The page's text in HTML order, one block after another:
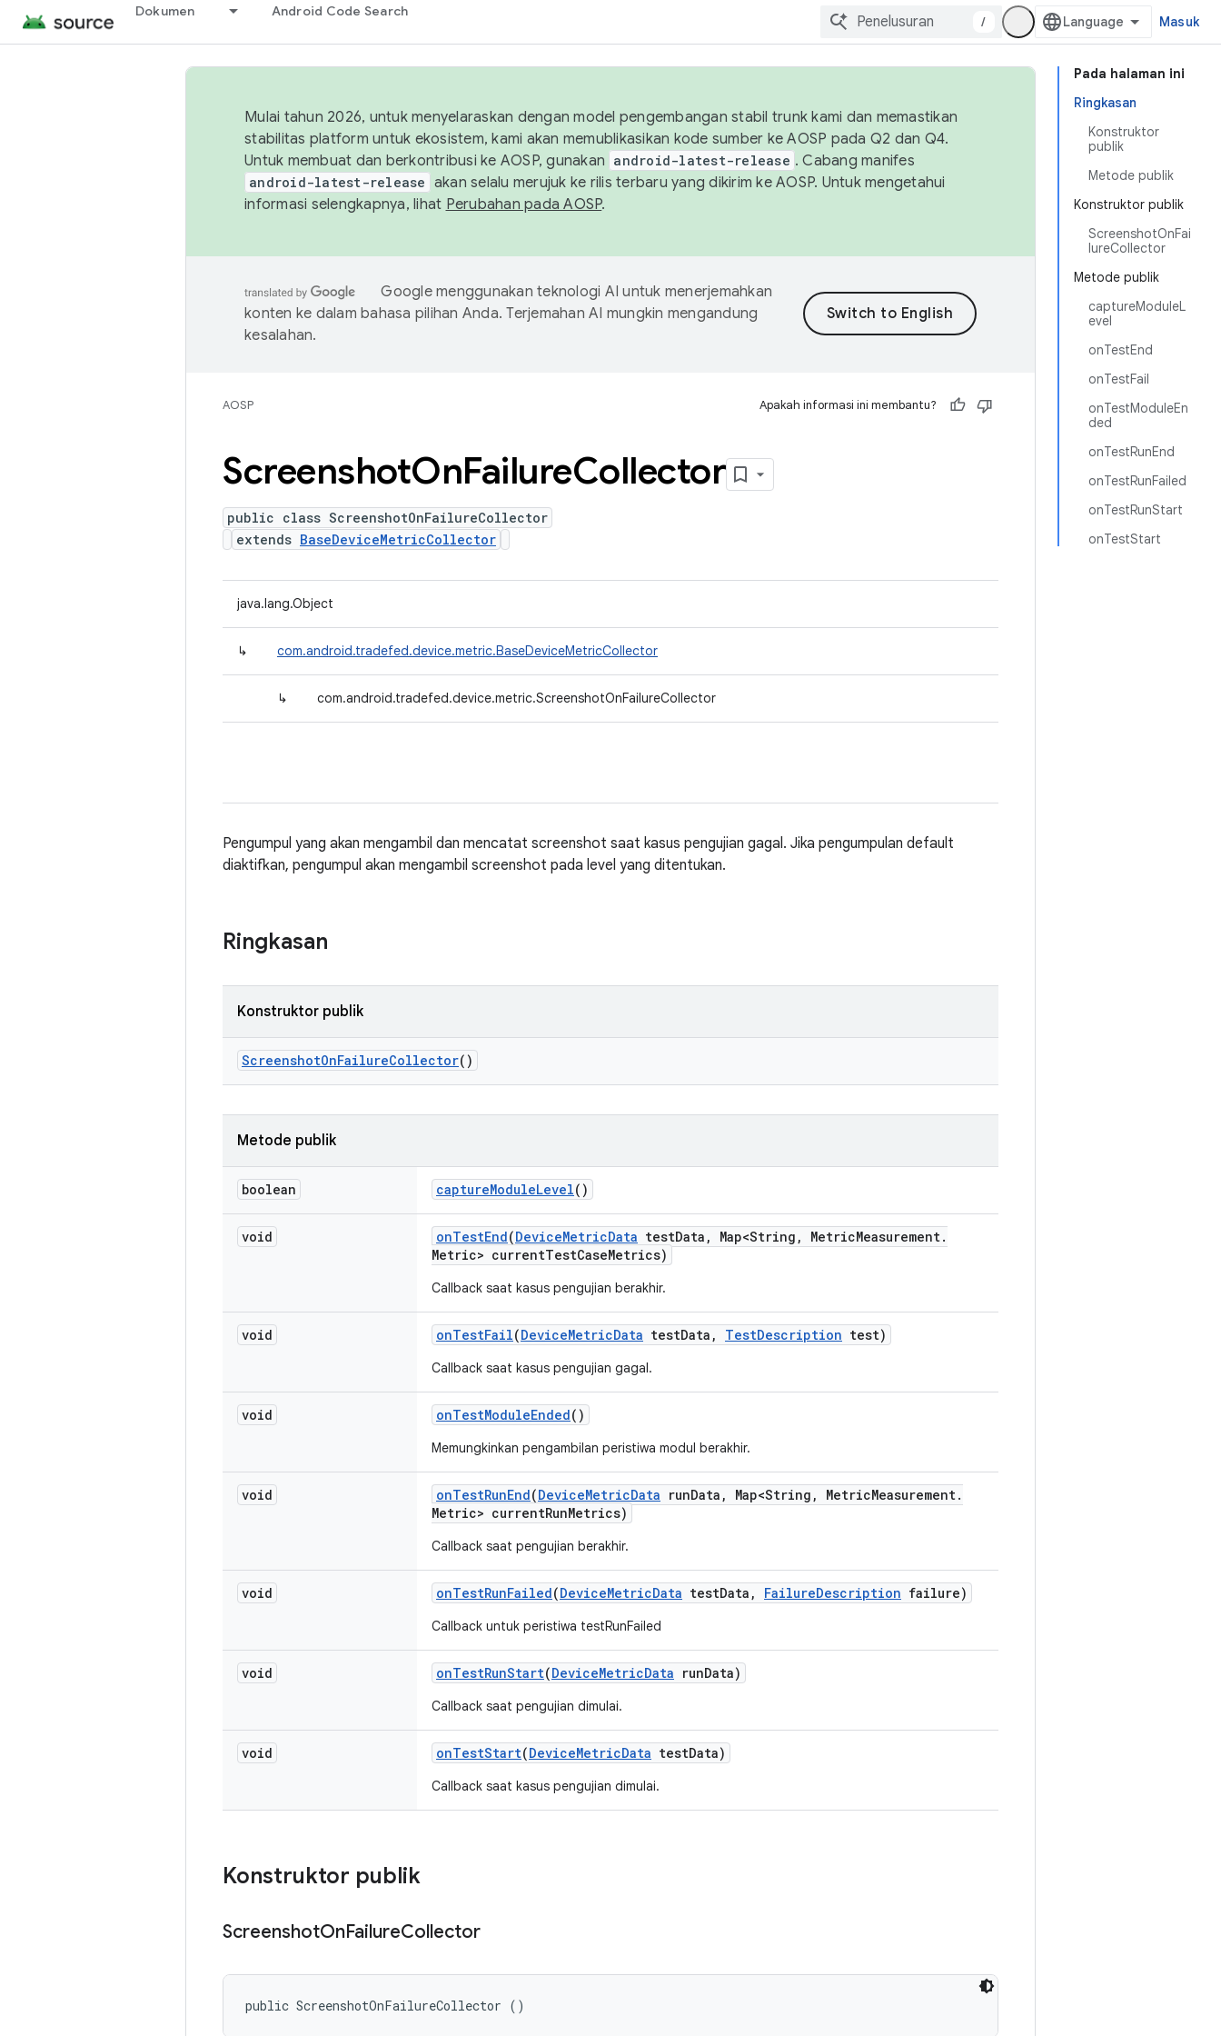
Dokumen Android Code Search
/ Masuk
Pada halaman ini
Ringkasan
Konstruktor
publik
Metode publik
Konstruktor publik
ScreenshotOnFai
lureCollector
Metode publik
captureModuleL
evel
onTestEnd
onTestFail
onTestModuleEn
ded
onTestRunEnd
onTestRunFailed
onTestRunStart
onTestStart
Mulai tahun 2026, untuk menyelaraskan dengan model pengembangan stabil trunk kami dan memastikan
stabilitas platform untuk ekosistem, kami akan memublikasikan kode sumber ke AOSP pada Q2 dan Q4.
Untuk membuat dan berkontribusi ke AOSP, gunakan android-latest-release . Cabang manifes
android-latest-release akan selalu merujuk ke rilis terbaru yang dikirim ke AOSP. Untuk mengetahui
informasi selengkapnya, lihat Perubahan pada AOSP.
Google menggunakan teknologi AI untuk menerjemahkan
konten ke dalam bahasa pilihan Anda. Terjemahan AI mungkin mengandung
kesalahan.
AOSP Apakah informasi ini membantu?
ScreenshotOnFailureCollector
public class ScreenshotOnFailureCollector
extends BaseDeviceMetricCollector
java.lang.Object
↳ com.android.tradefed.device.metric.BaseDeviceMetricCollector
↳ com.android.tradefed.device.metric.ScreenshotOnFailureCollector
Pengumpul yang akan mengambil dan mencatat screenshot saat kasus pengujian gagal. Jika pengumpulan default
diaktifkan, pengumpul akan mengambil screenshot pada level yang ditentukan.
Ringkasan
Konstruktor publik
ScreenshotOnFailureCollector()
Metode publik
boolean captureModuleLevel()
void onTestEnd(DeviceMetricData testData , Map<String , MetricMeasurement.
Metric> currentTestCaseMetrics)
Callback saat kasus pengujian berakhir.
void onTestFail(DeviceMetricData testData , TestDescription test)
Callback saat kasus pengujian gagal.
void onTestModuleEnded()
Memungkinkan pengambilan peristiwa modul berakhir.
void onTestRunEnd(DeviceMetricData runData , Map<String , MetricMeasurement.
Metric> currentRunMetrics)
Callback saat pengujian berakhir.
void onTestRunFailed(DeviceMetricData testData , FailureDescription failure)
Callback untuk peristiwa testRunFailed
void onTestRunStart(DeviceMetricData runData)
Callback saat pengujian dimulai.
void onTestStart(DeviceMetricData testData)
Callback saat kasus pengujian dimulai.
Konstruktor publik
ScreenshotOnFailureCollector
public ScreenshotOnFailureCollector ()